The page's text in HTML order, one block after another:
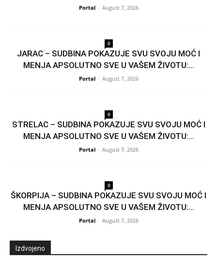
Portal - August 7, 2026
0
JARAC – SUDBINA POKAZUJE SVU SVOJU MOĆ I
MENJA APSOLUTNO SVE U VAŠEM ŽIVOTU:...
Portal - August 7, 2026
0
STRELAC – SUDBINA POKAZUJE SVU SVOJU MOĆ I
MENJA APSOLUTNO SVE U VAŠEM ŽIVOTU:...
Portal - August 7, 2026
0
ŠKORPIJA – SUDBINA POKAZUJE SVU SVOJU MOĆ I
MENJA APSOLUTNO SVE U VAŠEM ŽIVOTU:...
Portal - August 7, 2026
Izdvojeno